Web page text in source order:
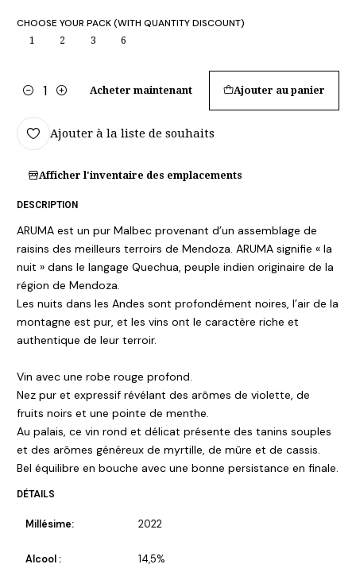
CHOOSE YOUR PACK (WITH QUANTITY DISCOUNT)
1 2 3 6
Quantité
Ajouter au panier
Acheter maintenant
Ajouter à la liste de souhaits
Afficher l'inventaire des emplacements
DESCRIPTION
ARUMA est un pur Malbec provenant d’un assemblage de
raisins des meilleurs terroirs de Mendoza. ARUMA signifie « la
nuit » dans le langage Quechua, peuple indien originaire de la
région de Mendoza.
Les nuits dans les Andes sont profondément noires, l’air de la
montagne est pur, et les vins ont le caractère riche et
authentique de leur terroir.
Vin avec une robe rouge profond.
Nez pur et expressif révélant des arômes de violette, de
fruits noirs et une pointe de menthe.
Au palais, ce vin rond et délicat présente des tanins souples
et des arômes généreux de myrtille, de mûre et de cassis.
Bel équilibre en bouche avec une bonne persistance en finale.
DÉTAILS
Millésime: 2022
Alcool : 14,5%